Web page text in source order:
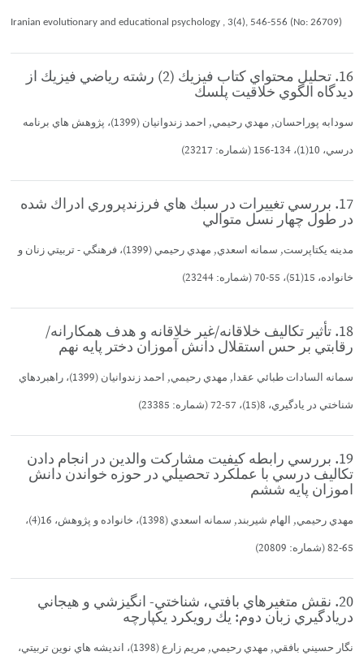
Iranian evolutionary and educational psychology , 3(4), 546-556 (No: 26709)
16. تحليل محتواي كتاب فيزيك (2) رشته رياضي فيزيك از
ديدگاه الگوي خلاقيت پلسك
سودابه پوراحسان, مهدي رحيمي, احمد زندوانيان (1399)، پژوهش هاي برنامه
درسي، 10(1)، 134-156 (شماره: 23217)
17. بررسي تغييرات در سبك هاي فرزندپروري ادراك شده
در طول چهار نسل متوالي
مدينه يكتاپرست, سمانه اسعدي, مهدي رحيمي (1399)، فرهنگي - تربيتي زنان و
خانواده، 15(51)، 55-70 (شماره: 23244)
18. تأثير تكاليف خلاقانه/غير خلاقانه و هدف همكارانه/
رقابتي بر حس استقلال دانش آموزان دختر پايه نهم
سمانه السادات طبائي عقدا, مهدي رحيمي, احمد زندوانيان (1399)، راهبردهاي
شناختي در يادگيري، 8(15)، 57-72 (شماره: 23385)
19. بررسي رابطه كيفيت مشاركت والدين در انجام دادن
تكاليف درسي با عملكرد تحصيلي در حوزه خواندن دانش
اموزان پايه ششم
مهدي رحيمي, الهام شيربند, سمانه اسعدي (1398)، خانواده و پژوهش، 16(4)،
65-82 (شماره: 20809)
20. نقش متغيرهاي بافتي، شناختي- انگيزشي و هيجاني
دريادگيري زبان دوم: يك رويكرد يكپارچه
نگار حسيني بافقي, مهدي رحيمي, مريم زارع (1398)، انديشه هاي نوين تربيتي،